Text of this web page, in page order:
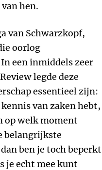
hen.
van Schwarzkopf,
oorlog
een inmiddels zeer
legde deze
essentieel zijn:
van zaken hebt,
op welk moment
belangrijkste
ben je toch beperkt
je echt mee kunt